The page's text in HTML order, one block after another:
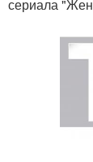
сериала